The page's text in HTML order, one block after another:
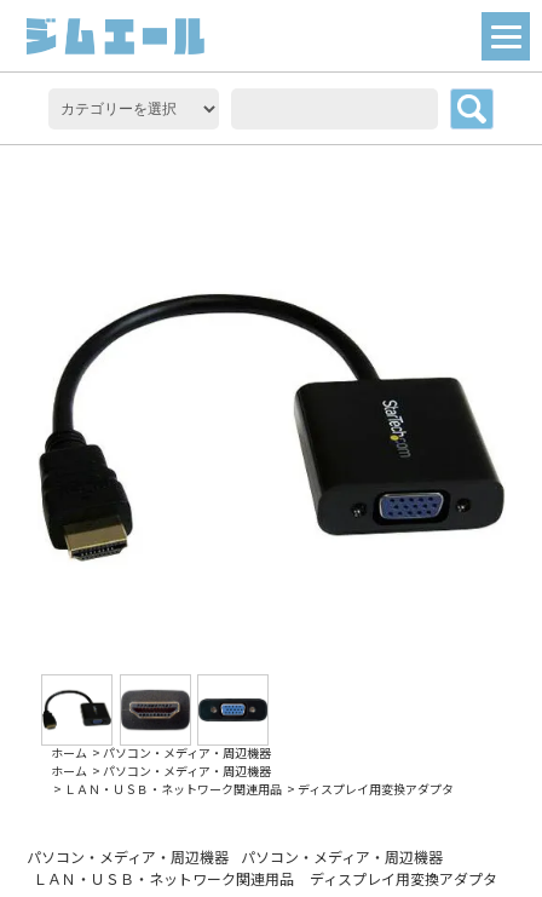
ホーム >パソコン・メディア・周辺機器
ホーム >パソコン・メディア・周辺機器
> ＬＡＮ・ＵＳＢ・ネットワーク関連用品 >ディスプレイ用変換アダプタ
パソコン・メディア・周辺機器
パソコン・メディア・周辺機器
ＬＡＮ・ＵＳＢ・ネットワーク関連用品
ディスプレイ用変換アダプタ